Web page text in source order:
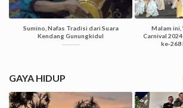
Sumino, Nafas Tradisi dari Suara
Kendang Gunungkidul
Malam ini,
Carnival
ke-268
GAYA HIDUP